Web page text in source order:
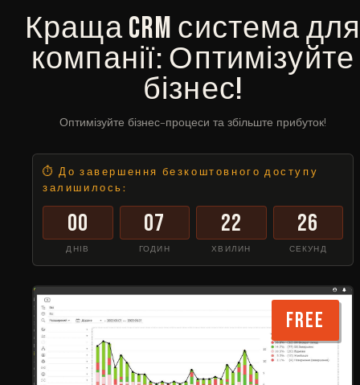
Краща CRM система для
компанії: Оптимізуйте
бізнес!
Оптимізуйте бізнес-процеси та збільште прибуток!
⏱ До завершення безкоштовного доступу
залишилось:
00
ДНІВ
07
ГОДИН
22
ХВИЛИН
26
СЕКУНД
FREE